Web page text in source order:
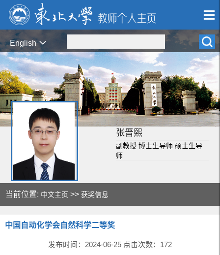
English
张晋熙
副教授 博士生导师 硕士生导
师
当前位置: 中文主页 >>获奖信息
中国自动化学会自然科学二等奖
发布时间：2024-06-25 点击次数： 172